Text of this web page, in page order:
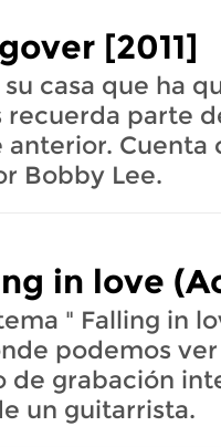
[2011]
casa que ha
parte
Cuenta
Bobby Lee.
in love
" Falling in
podemos ver
de grabación
un guitarrista.